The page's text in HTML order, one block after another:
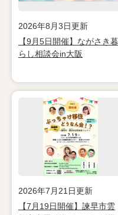
2026年8月3日更新
【9月5日開催】ながさき暮
らし相談会in大阪
2026年7月21日更新
【7月19日開催】諫早市雲